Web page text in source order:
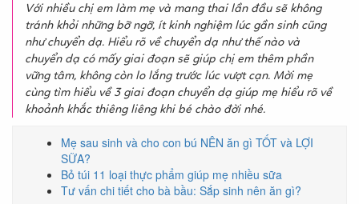
Với nhiều chị em làm mẹ và mang thai lần đầu sẽ không
tránh khỏi những bỡ ngỡ, ít kinh nghiệm lúc gần sinh cũng
như chuyển dạ. Hiểu rõ về chuyển dạ như thế nào và
chuyển dạ có mấy giai đoạn sẽ giúp chị em thêm phần
vững tâm, không còn lo lắng trước lúc vượt cạn. Mời mẹ
cùng tìm hiểu về 3 giai đoạn chuyển dạ giúp mẹ hiểu rõ về
khoảnh khắc thiêng liêng khi bé chào đời nhé.
Mẹ sau sinh và cho con bú NÊN ăn gì TỐT và LỢI
SỮA?
Bỏ túi 11 loại thực phẩm giúp mẹ nhiều sữa
Tư vấn chi tiết cho bà bầu: Sắp sinh nên ăn gì?